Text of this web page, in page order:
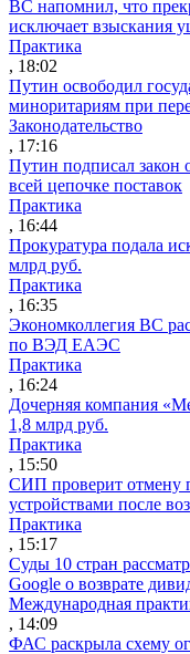
ВС напомнил, что
исключает взыскания
Практика
, 18:02
Путин освободил
миноритариям при
Законодательство
, 17:16
Путин подписал закон
всей цепочке поставок
Практика
, 16:44
Прокуратура подала
млрд руб.
Практика
, 16:35
Экономколлегия ВС
по ВЭД ЕАЭС
Практика
, 16:24
Дочерняя компания
1,8 млрд руб.
Практика
, 15:50
СИП проверит отмену
устройствами после
Практика
, 15:17
Суды 10 стран
Google о возврате
Международная
, 14:09
ФАС раскрыла схему